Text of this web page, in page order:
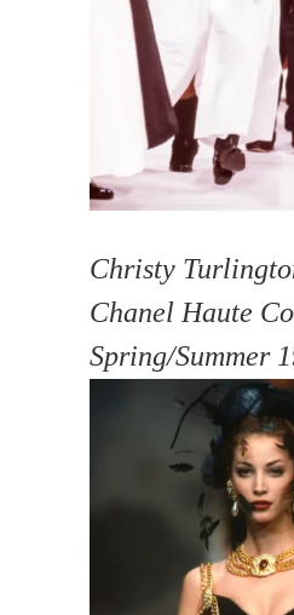
Christy
Chanel Haute
Spring/Summer